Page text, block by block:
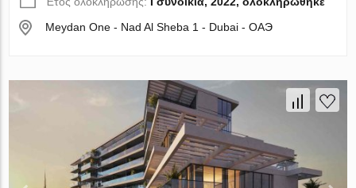
Meydan One - Nad Al Sheba 1 - Dubai - ОАЭ